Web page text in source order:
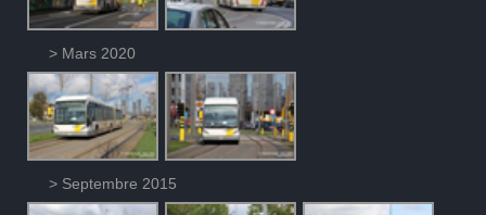
> Mars 2020
> Septembre 2015